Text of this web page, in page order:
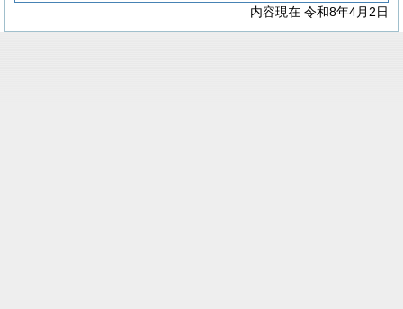
内容現在 令和8年4月2日